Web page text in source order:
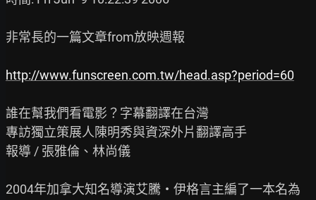
非常長的一篇文章from放映週報
http://www.funscreen.com.tw/head.asp?period=60
誰在幫我們看電影？字幕翻譯在台灣
專訪獨立策展人陳明秀與資深外片翻譯高手
報導 / 張雅倫、林尚儀
2004年加拿大知名導演艾騰‧伊格言主編了一本名為